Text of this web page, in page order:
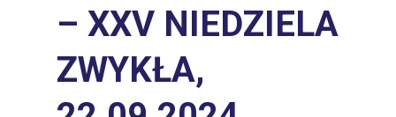
– XXV NIEDZIELA
ZWYKŁA,